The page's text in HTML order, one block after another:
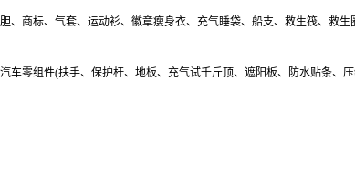
商标、气套、运动衫、徽章瘦身衣、充气睡袋、船支、救生筏、救生
零组件(扶手、保护杆、地板、充气试千斤顶、遮阳板、防水贴条、